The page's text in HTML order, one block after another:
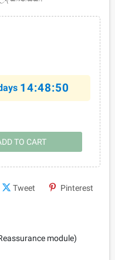
14:48:50
TO CART
Tweet Pinterest
module)